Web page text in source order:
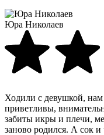
Юра Николаев
Ходили с девушкой, нам
приветливы,
забиты икры и плечи,
заново родился. А сок